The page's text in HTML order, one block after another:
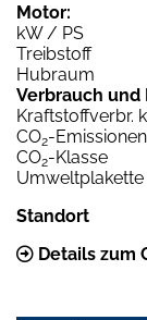
Motor:
kW / PS
Treibstoff
Hubraum
Verbrauch und
Kraftstoffverbr.
CO2-
CO2-Klasse
Umweltplakette
Standort
Details zum